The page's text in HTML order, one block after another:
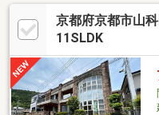
京都府京都市山
11SLDK